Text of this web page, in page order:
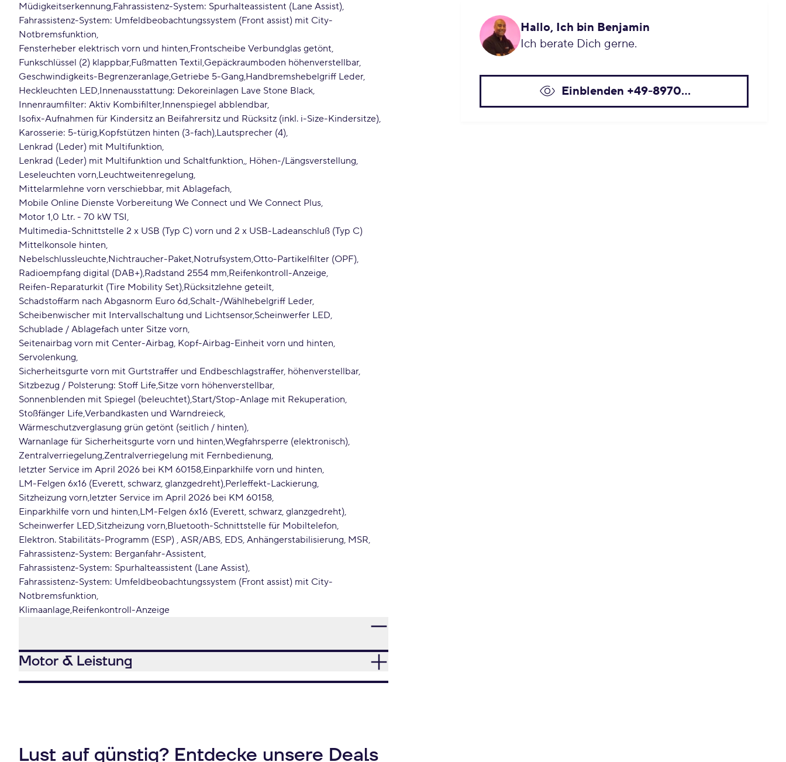
Hallo, Ich bin Benjamin
Ich berate Dich gerne.
Einblenden +49-8970...
Müdigkeitserkennung Fahrassistenz-System: Spurhalteassistent (Lane Assist)
Fahrassistenz-System: Umfeldbeobachtungssystem (Front assist) mit City-
Notbremsfunktion
Fensterheber elektrisch vorn und hinten Frontscheibe Verbundglas getönt
Funkschlüssel (2) klappbar Fußmatten Textil Gepäckraumboden höhenverstellbar
Geschwindigkeits-Begrenzeranlage Getriebe 5-Gang Handbremshebelgriff Leder
Heckleuchten LED Innenausstattung: Dekoreinlagen Lave Stone Black
Innenraumfilter: Aktiv Kombifilter Innenspiegel abblendbar
Isofix-Aufnahmen für Kindersitz an Beifahrersitz und Rücksitz (inkl. i-Size-Kindersitze)
Karosserie: 5-türig Kopfstützen hinten (3-fach) Lautsprecher (4)
Lenkrad (Leder) mit Multifunktion
Lenkrad (Leder) mit Multifunktion und Schaltfunktion , Höhen-/Längsverstellung
Leseleuchten vorn Leuchtweitenregelung
Mittelarmlehne vorn verschiebbar, mit Ablagefach
Mobile Online Dienste Vorbereitung We Connect und We Connect Plus
Motor 1,0 Ltr. - 70 kW TSI
Multimedia-Schnittstelle 2 x USB (Typ C) vorn und 2 x USB-Ladeanschluß (Typ C)
Mittelkonsole hinten
Nebelschlussleuchte Nichtraucher-Paket Notrufsystem Otto-Partikelfilter (OPF)
Radioempfang digital (DAB+) Radstand 2554 mm Reifenkontroll-Anzeige
Reifen-Reparaturkit (Tire Mobility Set) Rücksitzlehne geteilt
Schadstoffarm nach Abgasnorm Euro 6d Schalt-/Wählhebelgriff Leder
Scheibenwischer mit Intervallschaltung und Lichtsensor Scheinwerfer LED
Schublade / Ablagefach unter Sitze vorn
Seitenairbag vorn mit Center-Airbag, Kopf-Airbag-Einheit vorn und hinten
Servolenkung
Sicherheitsgurte vorn mit Gurtstraffer und Endbeschlagstraffer, höhenverstellbar
Sitzbezug / Polsterung: Stoff Life Sitze vorn höhenverstellbar
Sonnenblenden mit Spiegel (beleuchtet) Start/Stop-Anlage mit Rekuperation
Stoßfänger LifeVerbandkasten und Warndreieck
Wärmeschutzverglasung grün getönt (seitlich / hinten)
Warnanlage für Sicherheitsgurte vorn und hinten Wegfahrsperre (elektronisch)
Zentralverriegelung Zentralverriegelung mit Fernbedienung
letzter Service im April 2026 bei KM 60158 Einparkhilfe vorn und hinten
LM-Felgen 6x16 (Everett, schwarz, glanzgedreht) Perleffekt-Lackierung
Sitzheizung vorn letzter Service im April 2026 bei KM 60158
Einparkhilfe vorn und hinten LM-Felgen 6x16 (Everett, schwarz, glanzgedreht)
Scheinwerfer LED Sitzheizung vorn Bluetooth-Schnittstelle für Mobiltelefon
Elektron. Stabilitäts-Programm (ESP) , ASR/ABS, EDS, Anhängerstabilisierung, MSR
Fahrassistenz-System: Berganfahr-Assistent
Fahrassistenz-System: Spurhalteassistent (Lane Assist)
Fahrassistenz-System: Umfeldbeobachtungssystem (Front assist) mit City-
Notbremsfunktion
Klimaanlage Reifenkontroll-Anzeige
Motor & Leistung
Lust auf günstig? Entdecke unsere Deals